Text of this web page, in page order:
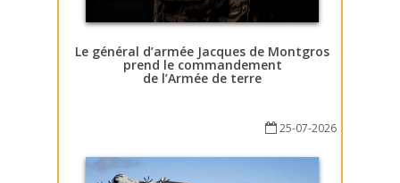
Le général d’armée Jacques de Montgros
prend le commandement
de l’Armée de terre
25-07-2026